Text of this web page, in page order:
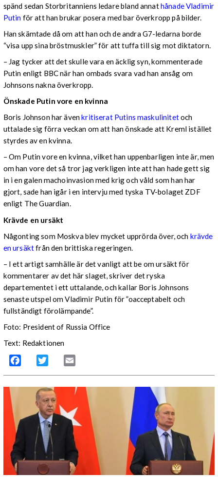
spänd sedan Storbritanniens ledare bland annathånade Vladimir
Putin för att han brukar posera med bar överkropp på bilder.
Han skämtade då om att han och de andra G7-ledarna borde
“visa upp sina bröstmuskler” för att tuffa till sig mot diktatorn.
– Jag tycker att det skulle vara en äcklig syn, kommenterade
Putin enligt BBC när han ombads svara vad han ansåg om
Johnsons nakna överkropp.
Önskade Putin vore en kvinna
Boris Johnson har ävenkritiserat Putins maskulinitetoch
uttalade sig förra veckan om att han önskade att Kreml istället
styrdes av en kvinna.
– Om Putin vore en kvinna, vilket han uppenbarligen inte är, men
om han vore det så tror jag verkligen inte att han hade gett sig
in i en galen machoinvasion med krig och våld som han har
gjort, sade han igår i en intervju med tyska TV-bolaget ZDF
enligt The Guardian.
Krävde en ursäkt
Någonting som Moskva blev mycket upprörda över, och krävde
en ursäktfrån den brittiska regeringen.
– I ett artigt samhälle är det vanligt att be om ursäkt för
kommentarer av det här slaget, skriver det ryska
departementet i ett uttalande, och kallar Boris Johnsons
senaste utspel om Vladimir Putin för ”oacceptabelt och
fullständigt förolämpande”.
Foto: President of Russia Office
Text: Redaktionen
Facebook Twitter